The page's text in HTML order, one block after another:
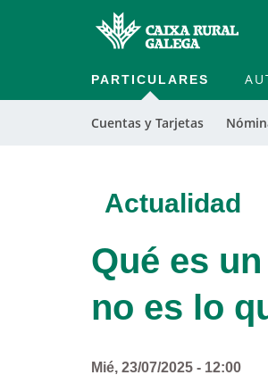
PARTICULARES
Cuentas y Tarjetas
Actualidad
Qué es
no es lo
Mié, 23/07/2025 - 12:00